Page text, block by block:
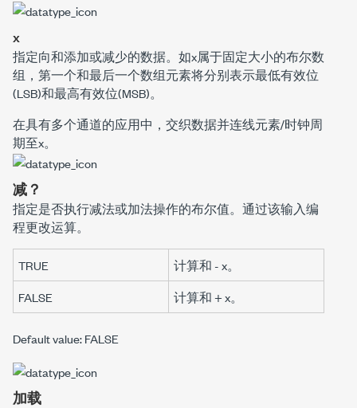
x
指定向和添加或减少的数据。如x属于固定大小的布尔数
组，第一个和最后一个数组元素将分别表示最低有效位
(LSB)和最高有效位(MSB)。
在具有多个通道的应用中，交织数据并连线元素/时钟周
期至x。
减？
指定是否执行减法或加法操作的布尔值。 通过该输入编
程更改运算。
TRUE 计算和 -x。
FALSE
计算和+x。
Default value: FALSE
加载